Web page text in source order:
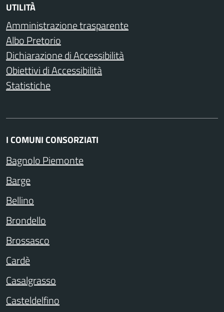
UTILITÀ
Amministrazione trasparente
Albo Pretorio
Dichiarazione di Accessibilità
Obiettivi di Accessibilità
Statistiche
I COMUNI CONSORZIATI
Bagnolo Piemonte
Barge
Bellino
Brondello
Brossasco
Cardè
Casalgrasso
Casteldelfino